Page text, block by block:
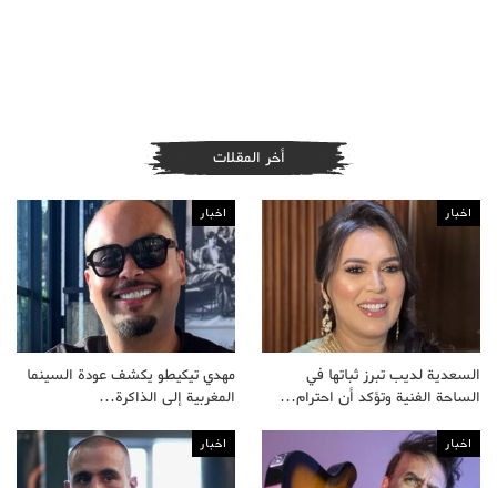
أخر المقلات
اخبار
السعدية لديب تبرز ثباتها في
الساحة الفنية وتؤكد أن احترام…
اخبار
مهدي تيكيطو يكشف عودة السينما
المغربية إلى الذاكرة…
اخبار اخبار